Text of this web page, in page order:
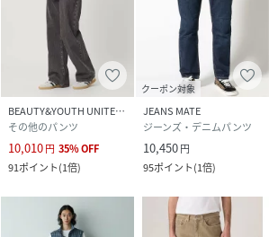
BEAUTY&YOUTH UNITED ARROWS
その他のパンツ
10,010円 35%OFF
91ポイント(1倍)
クーポン対象
JEANS MATE
ジーンズ・デニムパンツ
10,450円
95ポイント(1倍)